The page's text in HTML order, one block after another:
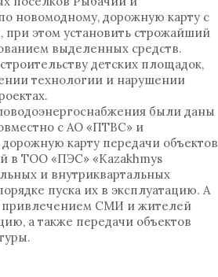
новомодному, дорожную карту с
при этом установить строжайший
выделенных средств.
детских площадок,
технологии и нарушении
были даны
с АО «ПТВС» и
карту передачи объектов
в ТОО «ПЭС» «Kazakhmys
и внутриквартальных
пуска их в эксплуатацию. А
привлечением СМИ и жителей
а также передачи объектов